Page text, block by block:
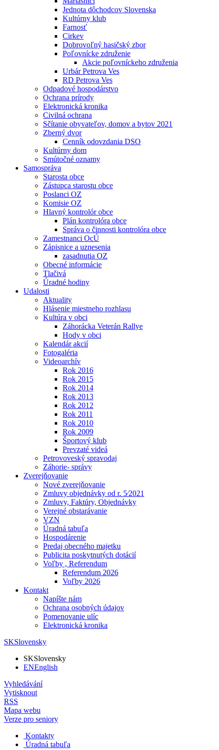
Jednota dôchodcov Slovenska
Kultúrny klub
Farnosť
Cirkev
Dobrovoľný hasičský zbor
Poľovnícke združenie
Akcie poľovníckeho združenia
Urbár Petrova Ves
RD Petrova Ves
Odpadové hospodárstvo
Ochrana prírody
Elektronická kronika
Civilná ochrana
Sčítanie obyvateľov, domov a bytov 2021
Zberný dvor
Cenník odovzdania DSO
Kultúrny dom
Smútočné oznamy
Samospráva
Starosta obce
Zástupca starostu obce
Poslanci OZ
Komisie OZ
Hlavný kontrolór obce
Plán kontrolóra obce
Správa o činnosti kontrolóra obce
Zamestnanci OcÚ
Zápisnice a uznesenia
zasadnutia OZ
Obecné informácie
Tlačivá
Úradné hodiny
Udalosti
Aktuality
Hlásenie miestneho rozhlasu
Kultúra v obci
Záhorácka Veterán Rallye
Hody v obci
Kalendár akcií
Fotogaléria
Videoarchív
Rok 2016
Rok 2015
Rok 2014
Rok 2013
Rok 2012
Rok 2011
Rok 2010
Rok 2009
Športový klub
Prevzaté videá
Petrovoveský spravodaj
Záhorie- správy
Zverejňovanie
Nové zverejňovanie
Zmluvy objednávky od r. 5⁄2021
Zmluvy, Faktúry, Objednávky
Verejné obstarávanie
VZN
Úradná tabuľa
Hospodárenie
Predaj obecného majetku
Publicita poskytnutých dotácií
Voľby , Referendum
Referendum 2026
Voľby 2026
Kontakt
Napíšte nám
Ochrana osobných údajov
Pomenovanie ulíc
Elektronická kronika
SKSlovensky
SKSlovensky
ENEnglish
Vyhledávání
Vytisknout
RSS
Mapa webu
Verze pro seniory
Kontakty
Úradná tabuľa